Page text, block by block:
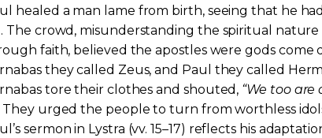
healed a man lame from birth, seeing that he
The crowd, misunderstanding the spiritual
faith, believed the apostles were gods
they called Zeus, and Paul they called
tore their clothes and shouted, “We too are
They urged the people to turn from worthless
sermon in Lystra (vv. 15–17) reflects his